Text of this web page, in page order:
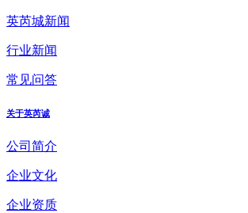
英芮城新闻
行业新闻
常见问答
关于英芮诚
公司简介
企业文化
企业资质